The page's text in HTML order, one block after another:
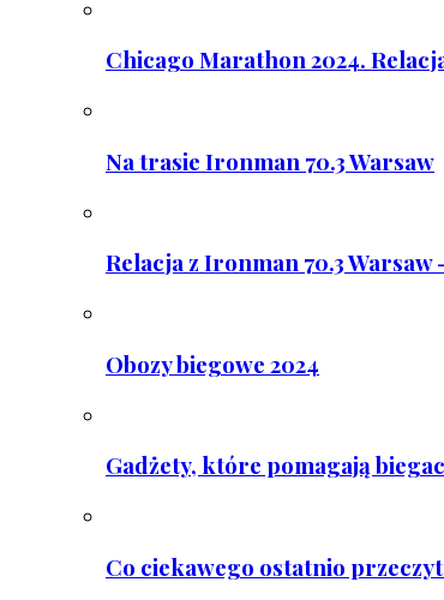
Chicago Marathon 2024.
Na trasie Ironman 70.3 Warsaw
Relacja z Ironman 70.3
Obozy biegowe 2024
Gadżety, które pomagają
Co ciekawego ostatnio